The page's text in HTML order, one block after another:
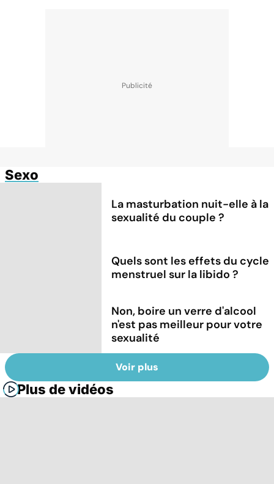
Sexo
La masturbation nuit-elle à la
sexualité du couple ?
Quels sont les effets du cycle
menstruel sur la libido ?
Non, boire un verre d'alcool
n'est pas meilleur pour votre
sexualité
Voir plus
Plus de vidéos